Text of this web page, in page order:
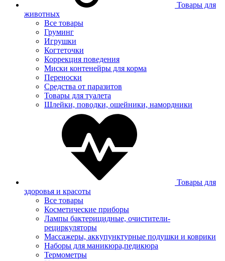
Товары для
животных
Все товары
Груминг
Игрушки
Когтеточки
Коррекция поведения
Миски контенейры для корма
Переноски
Средства от паразитов
Товары для туалета
Шлейки, поводки, ошейники, намордники
Товары для
здоровья и красоты
Все товары
Косметические приборы
Лампы бактерицидные, очистители-
рециркуляторы
Массажеры, аккупунктурные подушки и коврики
Наборы для маникюра,педикюра
Термометры